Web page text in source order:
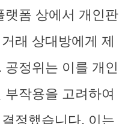
랫폼 상에서 개인판
래 상대방에게 제
정위는 이를 개인
작용을 고려하여
정했습니다. 이는